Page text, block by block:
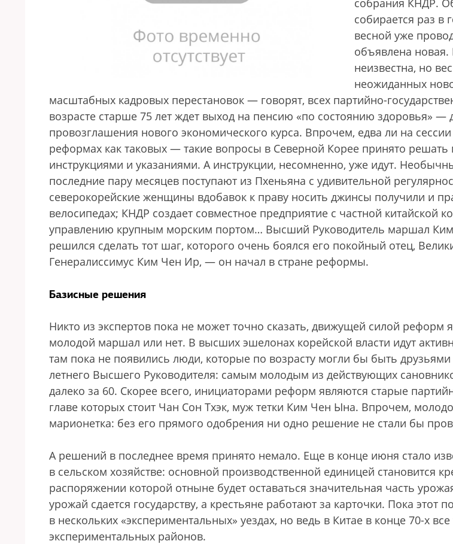
собрания КНДР.
собирается раз в
весной уже
объявлена новая.
неизвестна, но
неожиданных
масштабных кадровых перестановок — говорят, всех партийно-
возрасте старше 75 лет ждет выход на пенсию «по состоянию здоровья» —
провозглашения нового экономического курса. Впрочем, едва ли на
реформах как таковых — такие вопросы в Северной Корее принято решать
инструкциями и указаниями. А инструкции, несомненно, уже идут.
последние пару месяцев поступают из Пхеньяна с удивительной
северокорейские женщины вдобавок к праву носить джинсы получили и
велосипедах; КНДР создает совместное предприятие с частной китайской
управлению крупным морским портом… Высший Руководитель маршал
решился сделать тот шаг, которого очень боялся его покойный отец,
Генералиссимус Ким Чен Ир, — он начал в стране реформы.
Базисные решения
Никто из экспертов пока не может точно сказать, движущей силой реформ
молодой маршал или нет. В высших эшелонах корейской власти идут
там пока не появились люди, которые по возрасту могли бы быть
летнего Высшего Руководителя: самым молодым из действующих
далеко за 60. Скорее всего, инициаторами реформ являются старые
главе которых стоит Чан Сон Тхэк, муж тетки Ким Чен Ына. Впрочем,
марионетка: без его прямого одобрения ни одно решение не стали бы
А решений в последнее время принято немало. Еще в конце июня стало
в сельском хозяйстве: основной производственной единицей становится
распоряжении которой отныне будет оставаться значительная часть
урожай сдается государству, а крестьяне работают за карточки. Пока этот
в нескольких «экспериментальных» уездах, но ведь в Китае в конце 70-х
экспериментальных районов.